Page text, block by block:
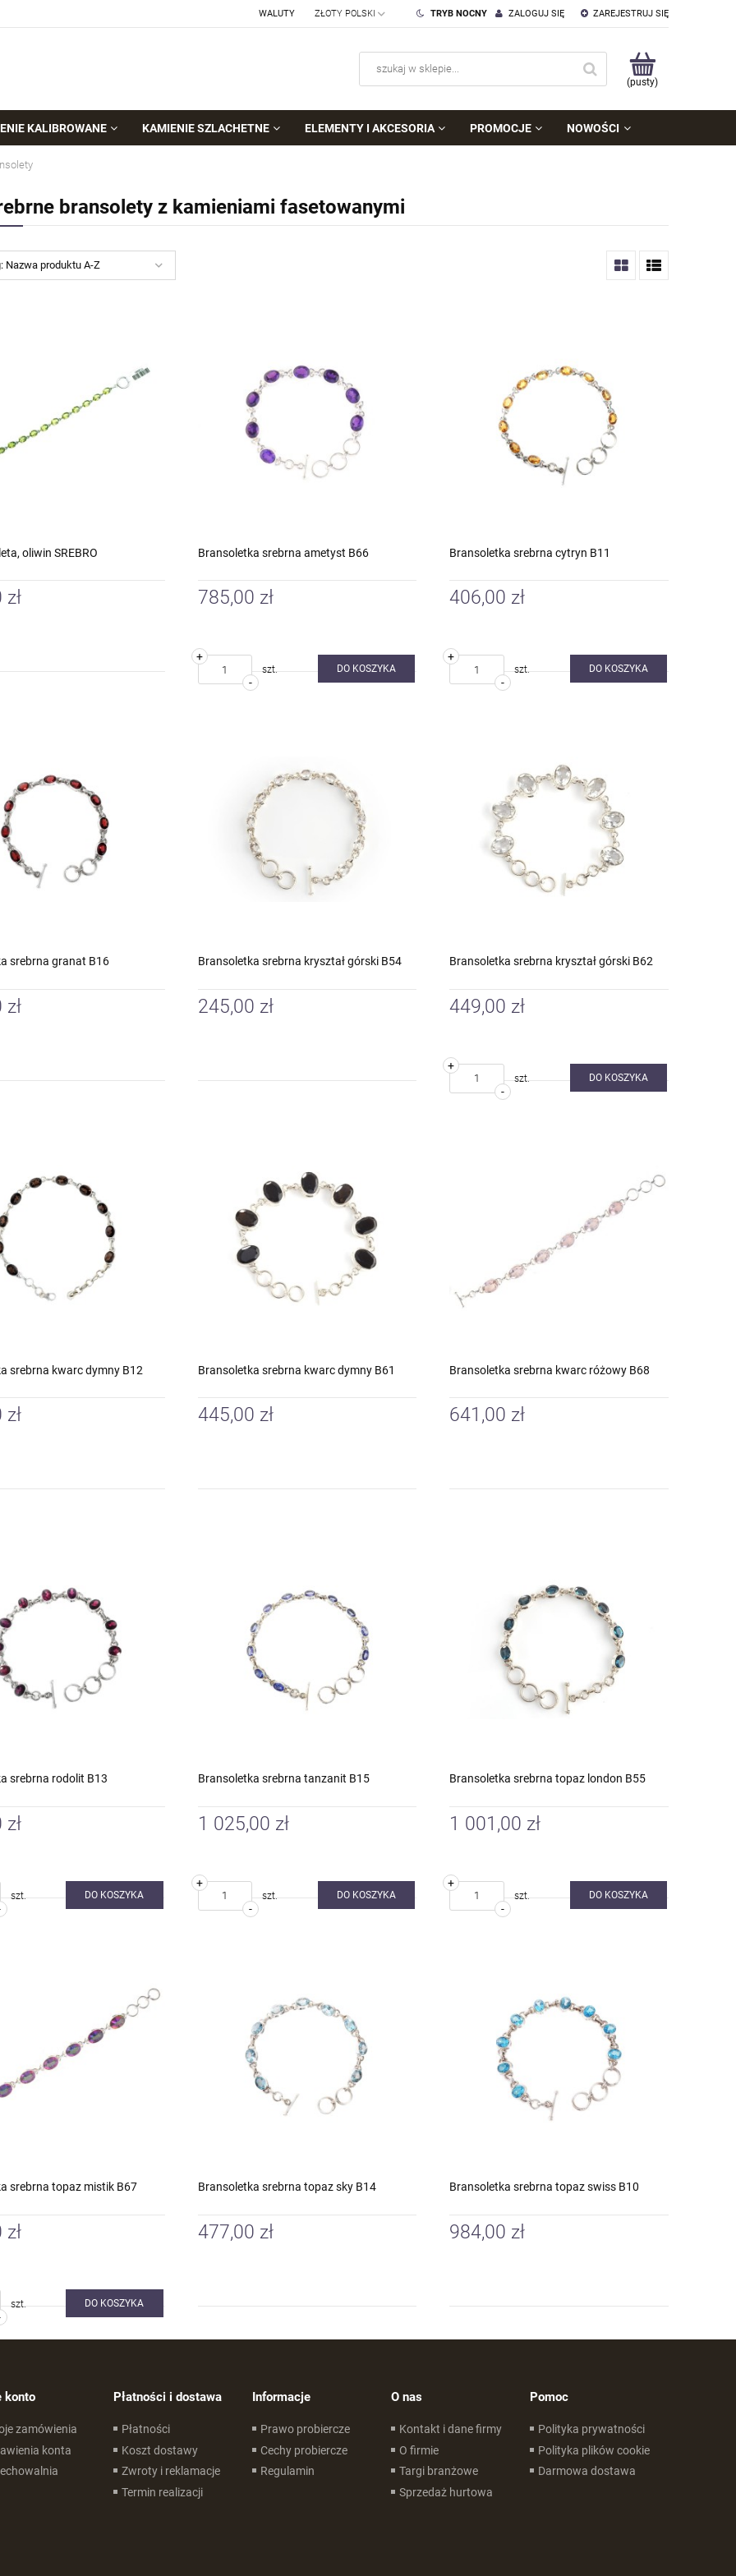
ZAREJESTRUJ SIĘ
ZALOGUJ SIĘ
TRYB NOCNY
WALUTY
(pusty)
KALIBROWANE KAMIENIE SZLACHETNE ELEMENTY I AKCESORIA PROMOCJE NOWOŚCI
bransolety z kamieniami fasetowanymi
Nazwa produktu A-Z
oliwin SREBRO Bransoletka srebrna ametyst B66
785,00 zł
-
+
szt. DO KOSZYKA
Bransoletka srebrna cytryn B11
406,00 zł
-
+
szt. DO KOSZYKA
srebrna granat B16 Bransoletka srebrna kryształ górski B54
245,00 zł
Bransoletka srebrna kryształ górski B62
449,00 zł
-
+
szt. DO KOSZYKA
srebrna kwarc dymny B12 Bransoletka srebrna kwarc dymny B61
445,00 zł
Bransoletka srebrna kwarc różowy B68
641,00 zł
srebrna rodolit B13
szt. DO KOSZYKA
Bransoletka srebrna tanzanit B15
1 025,00 zł
-
+
szt. DO KOSZYKA
Bransoletka srebrna topaz london B55
1 001,00 zł
-
+
szt. DO KOSZYKA
srebrna topaz mistik B67
szt. DO KOSZYKA
Bransoletka srebrna topaz sky B14
477,00 zł
Bransoletka srebrna topaz swiss B10
984,00 zł
konto
zamówienia
konta
Płatności i dostawa
Płatności
Koszt dostawy
Zwroty i reklamacje
Termin realizacji
Informacje
Prawo probiercze
Cechy probiercze
Regulamin
O nas
Kontakt i dane firmy
O firmie
Targi branżowe
Sprzedaż hurtowa
Pomoc
Polityka prywatności
Polityka plików cookie
Darmowa dostawa